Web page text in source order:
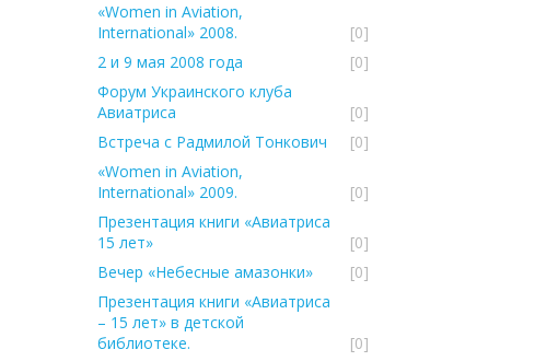
«Women in Aviation,
International» 2008.
[0]
2 и 9 мая 2008 года
[0]
Форум Украинского клуба
Авиатриcа
[0]
Встреча с Радмилой Тонкович
[0]
«Women in Aviation,
International» 2009.
[0]
Презентация книги «Авиатриса
15 лет»
[0]
Вечер «Небесные амазонки»
[0]
Презентация книги «Авиатриса
– 15 лет» в детской
библиотеке.
[0]